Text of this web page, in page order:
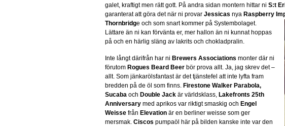
galet, kraftigt men rätt gott. På andra sidan montern hittar ni S:t
garanterat att göra det när ni provar Jessicas nya Raspberry
Thornbridge och som snart kommer på Systembolaget.
Lättare än ni kan förvänta er, mer hallon än ni kunnat hoppas
på och en härlig släng av lakrits och chokladpralin.
Inte långt därifrån har ni Brewers Associations monter där ni
förutom Rogues Beard Beer bör prova allt. Ja, jag skrev det –
allt. Som jänkarölsfantast är det tjänstefel att inte lyfta fram
bredden på de öl som finns. Firestone Walker Parabola,
Sucaba och Double Jack är världsklass, Lakefronts 25th
Anniversary med aprikos var riktigt smaskig och Engel
Weisse från Elevation är en berliner weisse som ger
mersmak. Ciscos pumpaöl här på bilden kanske inte var den